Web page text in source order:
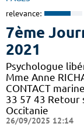
relevance:
7ème
2021
Psychologue
Mme Anne
CONTACT
33 57 43 Retour
Occitanie
26/09/2025 12:14